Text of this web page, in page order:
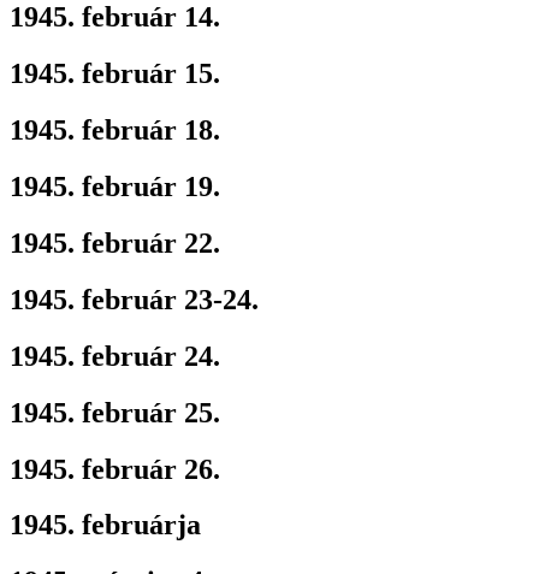
1945. február 14.
1945. február 15.
1945. február 18.
1945. február 19.
1945. február 22.
1945. február 23-24.
1945. február 24.
1945. február 25.
1945. február 26.
1945. februárja